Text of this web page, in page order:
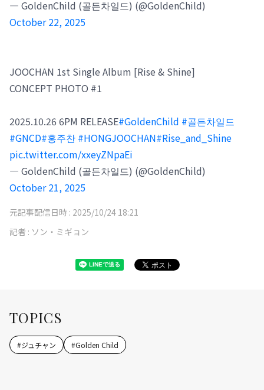
— GoldenChild (골든차일드) (@GoldenChild)
October 22, 2025
JOOCHAN 1st Single Album [Rise & Shine]
CONCEPT PHOTO #1
2025.10.26 6PM RELEASE#GoldenChild #골든차일드
#GNCD#홍주찬 #HONGJOOCHAN#Rise_and_Shine
pic.twitter.com/xxeyZNpaEi
— GoldenChild (골든차일드) (@GoldenChild)
October 21, 2025
元記事配信日時 : 2025/10/24 18:21
記者 : ソン・ミギョン
TOPICS
#ジュチャン #Golden Child